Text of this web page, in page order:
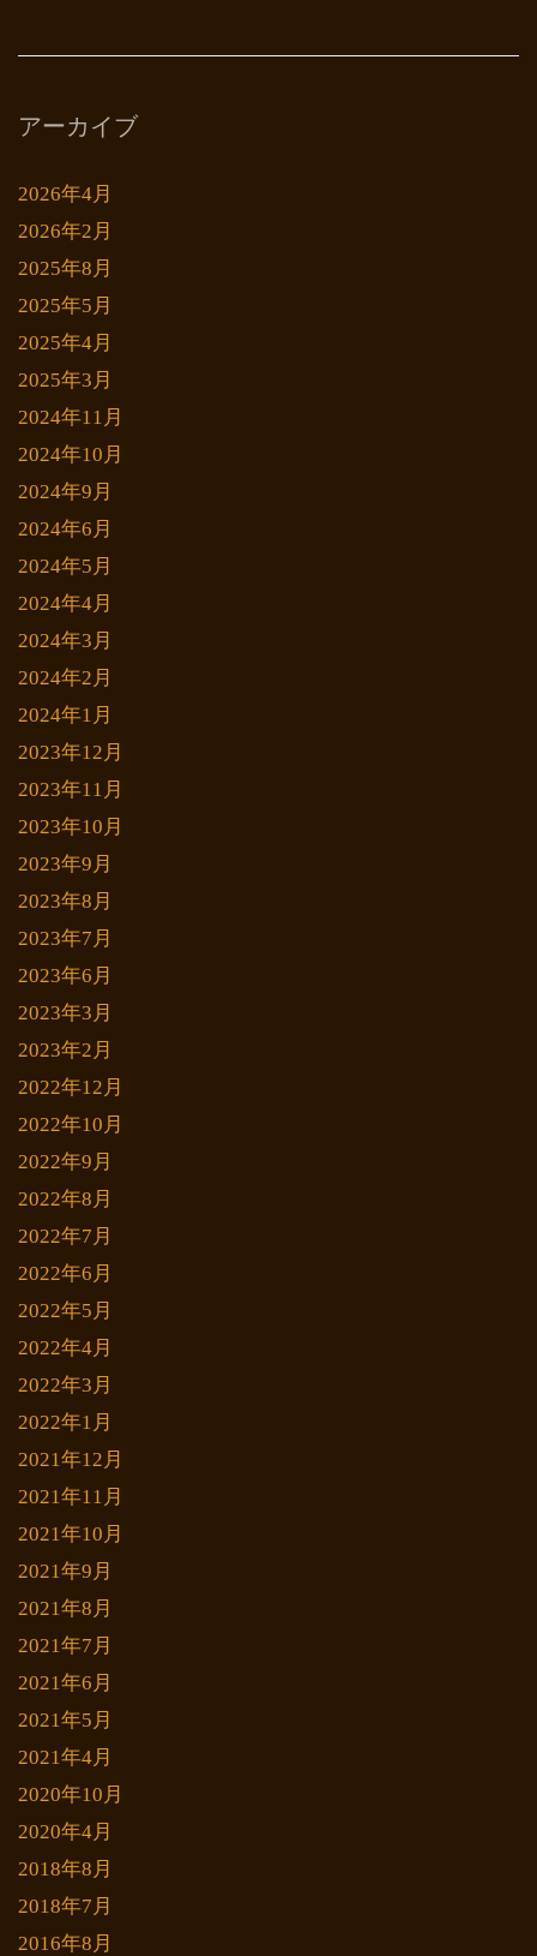
アーカイブ
2026年4月
2026年2月
2025年8月
2025年5月
2025年4月
2025年3月
2024年11月
2024年10月
2024年9月
2024年6月
2024年5月
2024年4月
2024年3月
2024年2月
2024年1月
2023年12月
2023年11月
2023年10月
2023年9月
2023年8月
2023年7月
2023年6月
2023年3月
2023年2月
2022年12月
2022年10月
2022年9月
2022年8月
2022年7月
2022年6月
2022年5月
2022年4月
2022年3月
2022年1月
2021年12月
2021年11月
2021年10月
2021年9月
2021年8月
2021年7月
2021年6月
2021年5月
2021年4月
2020年10月
2020年4月
2018年8月
2018年7月
2016年8月